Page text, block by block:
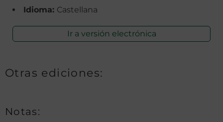
Idioma: Castellana
Ir a versión electrónica
Otras ediciones:
Notas: